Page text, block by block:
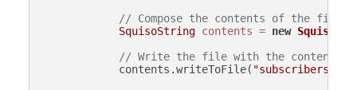
// Compose the contents of the file
SquisoString contents = new
// Write the file with the contents
            contents.writeToFile(